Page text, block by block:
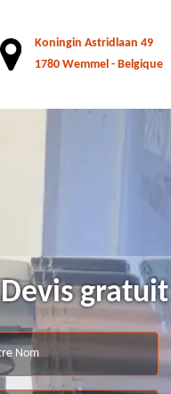
Koningin Astridlaan 49
1780 Wemmel - Belgique
Devis gratuit